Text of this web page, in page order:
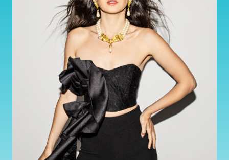
Ahmet Kaya ile Kardeş Türküler
Concert
10 Oct Sat 2026 21:00
Get Ticket